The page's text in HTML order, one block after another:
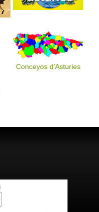
Conceyos d'Asturies